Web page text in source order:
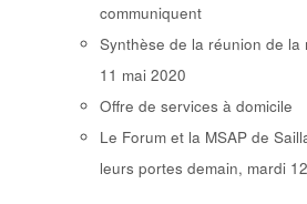
communiquent
Synthèse de la réunion de la
11 mai 2020
Offre de services à domicile
Le Forum et la MSAP de
leurs portes demain, mardi